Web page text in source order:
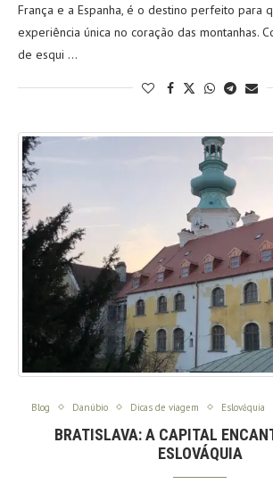
França e a Espanha, é o destino perfeito para
experiência única no coração das montanhas.
de esqui …
Blog Danúbio Dicas de viagem Eslováquia
BRATISLAVA: A CAPITAL
ESLOVÁQUIA